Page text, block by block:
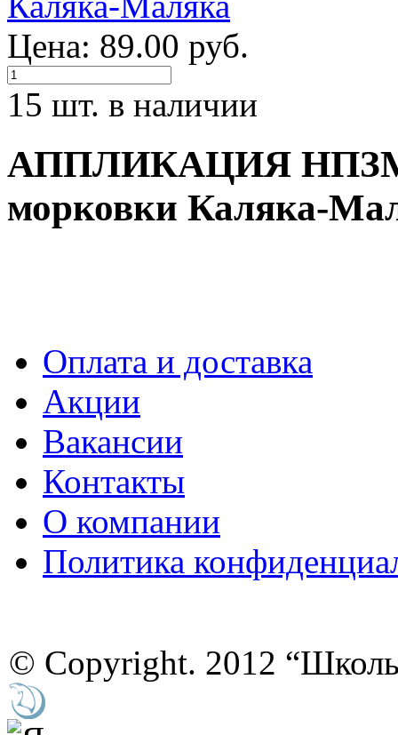
Цена: 89.00 руб.
15 шт. в наличии
АППЛИКАЦИЯ
морковки Каляка-
Оплата и доставка
Акции
Вакансии
Контакты
О компании
Политика
© Copyright. 2012